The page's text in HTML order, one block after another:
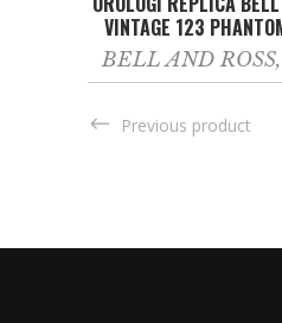
VINTAGE 123
BELL AND ROSS,
Previous product